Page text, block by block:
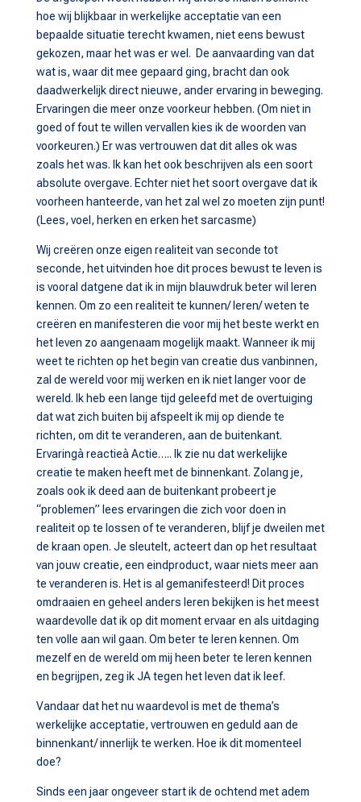
hoe wij blijkbaar in werkelijke acceptatie van een
bepaalde situatie terecht kwamen, niet eens bewust
gekozen, maar het was er wel. De aanvaarding van dat
wat is, waar dit mee gepaard ging, bracht dan ook
daadwerkelijk direct nieuwe, ander ervaring in beweging.
Ervaringen die meer onze voorkeur hebben. (Om niet in
goed of fout te willen vervallen kies ik de woorden van
voorkeuren.) Er was vertrouwen dat dit alles ok was
zoals het was. Ik kan het ook beschrijven als een soort
absolute overgave. Echter niet het soort overgave dat ik
voorheen hanteerde, van het zal wel zo moeten zijn punt!
(Lees, voel, herken en erken het sarcasme)
Wij creëren onze eigen realiteit van seconde tot
seconde, het uitvinden hoe dit proces bewust te leven is
is vooral datgene dat ik in mijn blauwdruk beter wil leren
kennen. Om zo een realiteit te kunnen/ leren/ weten te
creëren en manifesteren die voor mij het beste werkt en
het leven zo aangenaam mogelijk maakt. Wanneer ik mij
weet te richten op het begin van creatie dus vanbinnen,
zal de wereld voor mij werken en ik niet langer voor de
wereld. Ik heb een lange tijd geleefd met de overtuiging
dat wat zich buiten bij afspeelt ik mij op diende te
richten, om dit te veranderen, aan de buitenkant.
Ervaringà reactieà Actie….. Ik zie nu dat werkelijke
creatie te maken heeft met de binnenkant. Zolang je,
zoals ook ik deed aan de buitenkant probeert je
“problemen” lees ervaringen die zich voor doen in
realiteit op te lossen of te veranderen, blijf je dweilen met
de kraan open. Je sleutelt, acteert dan op het resultaat
van jouw creatie, een eindproduct, waar niets meer aan
te veranderen is. Het is al gemanifesteerd! Dit proces
omdraaien en geheel anders leren bekijken is het meest
waardevolle dat ik op dit moment ervaar en als uitdaging
ten volle aan wil gaan. Om beter te leren kennen. Om
mezelf en de wereld om mij heen beter te leren kennen
en begrijpen, zeg ik JA tegen het leven dat ik leef.
Vandaar dat het nu waardevol is met de thema’s
werkelijke acceptatie, vertrouwen en geduld aan de
binnenkant/ innerlijk te werken. Hoe ik dit momenteel
doe?
Sinds een jaar ongeveer start ik de ochtend met adem